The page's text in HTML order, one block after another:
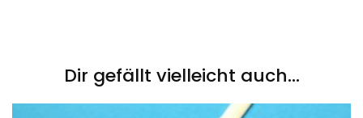
Dir gefällt vielleicht auch...